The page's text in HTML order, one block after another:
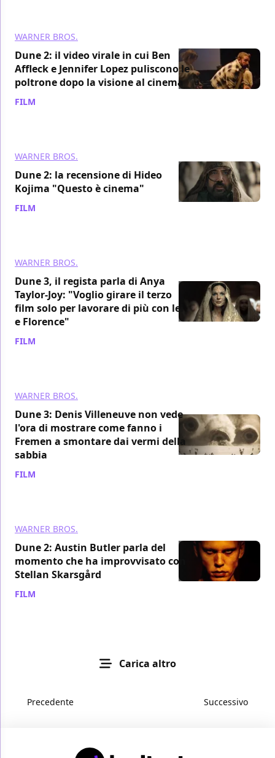
WARNER BROS.
Dune 2: il video virale in cui Ben
Affleck e Jennifer Lopez puliscono le
poltrone dopo la visione al cinema
FILM
WARNER BROS.
Dune 2: la recensione di Hideo
Kojima "Questo è cinema"
FILM
WARNER BROS.
Dune 3, il regista parla di Anya
Taylor-Joy: "Voglio girare il terzo
film solo per lavorare di più con lei
e Florence"
FILM
WARNER BROS.
Dune 3: Denis Villeneuve non vede
l'ora di mostrare come fanno i
Fremen a smontare dai vermi della
sabbia
FILM
WARNER BROS.
Dune 2: Austin Butler parla del
momento che ha improvvisato con
Stellan Skarsgård
FILM
Carica altro
Precedente Successivo